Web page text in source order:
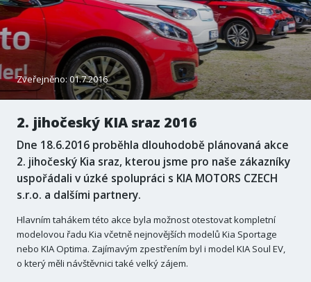
Zveřejněno: 01.7.2016
2. jihočeský KIA sraz 2016
Dne 18.6.2016 proběhla dlouhodobě plánovaná akce
2. jihočeský Kia sraz, kterou jsme pro naše zákazníky
uspořádali v úzké spolupráci s KIA MOTORS CZECH
s.r.o. a dalšími partnery.
Hlavním tahákem této akce byla možnost otestovat kompletní
modelovou řadu Kia včetně nejnovějších modelů Kia Sportage
nebo KIA Optima. Zajímavým zpestřením byl i model KIA Soul EV,
o který měli návštěvnici také velký zájem.